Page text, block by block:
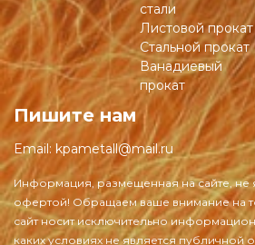
стали
Листовой прокат
Стальной прокат
Ванадиевый
прокат
Пишите нам
Email: kpametall@mail.ru